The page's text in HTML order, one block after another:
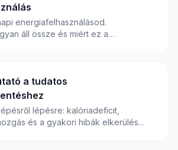
energiafelhasználásod.
áll össze és miért ez a
a tudatos
lépésre: kalóriadeficit,
és a gyakori hibák elkerülés...